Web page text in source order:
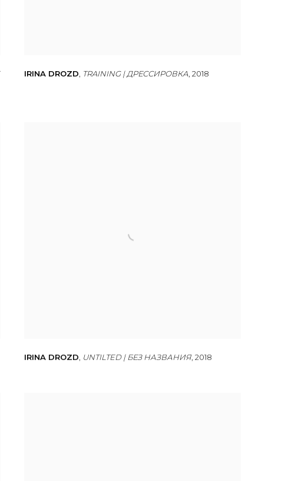
IRINA DROZD TRAINING | ДРЕССИРОВКА 2018
IRINA DROZD UNTILTED | БЕЗ НАЗВАНИЯ, 2018